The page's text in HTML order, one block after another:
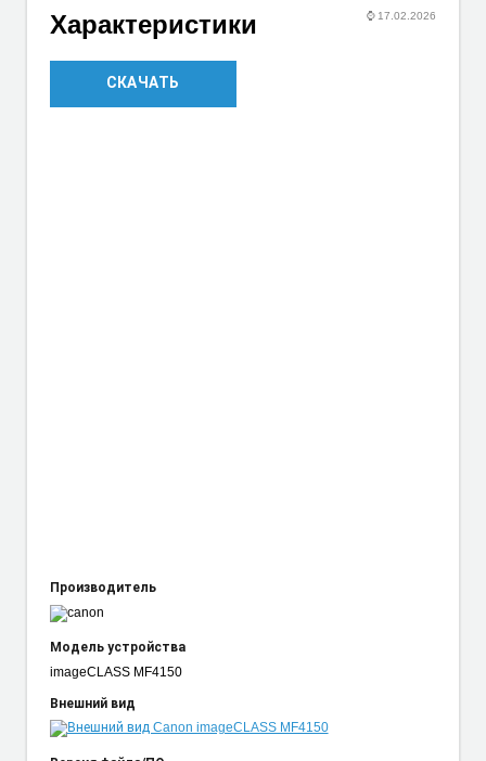
⌚ 17.02.2026
Характеристики
Производитель
Модель устройства
imageCLASS MF4150
Внешний вид
СКАЧАТЬ